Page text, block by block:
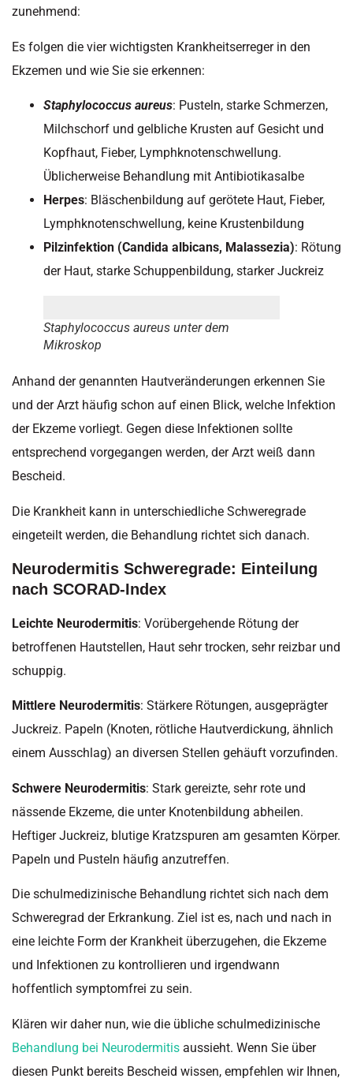
zunehmend:
Es folgen die vier wichtigsten Krankheitserreger in den
Ekzemen und wie Sie sie erkennen:
Staphylococcus aureus: Pusteln, starke Schmerzen,
Milchschorf und gelbliche Krusten auf Gesicht und
Kopfhaut, Fieber, Lymphknotenschwellung.
Üblicherweise Behandlung mit Antibiotikasalbe
Herpes: Bläschenbildung auf gerötete Haut, Fieber,
Lymphknotenschwellung, keine Krustenbildung
Pilzinfektion (Candida albicans, Malassezia): Rötung
der Haut, starke Schuppenbildung, starker Juckreiz
Staphylococcus aureus unter dem
Mikroskop
Anhand der genannten Hautveränderungen erkennen Sie
und der Arzt häufig schon auf einen Blick, welche Infektion
der Ekzeme vorliegt. Gegen diese Infektionen sollte
entsprechend vorgegangen werden, der Arzt weiß dann
Bescheid.
Die Krankheit kann in unterschiedliche Schweregrade
eingeteilt werden, die Behandlung richtet sich danach.
Neurodermitis Schweregrade: Einteilung
nach SCORAD-Index
Leichte Neurodermitis: Vorübergehende Rötung der
betroffenen Hautstellen, Haut sehr trocken, sehr reizbar und
schuppig.
Mittlere Neurodermitis: Stärkere Rötungen, ausgeprägter
Juckreiz. Papeln (Knoten, rötliche Hautverdickung, ähnlich
einem Ausschlag) an diversen Stellen gehäuft vorzufinden.
Schwere Neurodermitis: Stark gereizte, sehr rote und
nässende Ekzeme, die unter Knotenbildung abheilen.
Heftiger Juckreiz, blutige Kratzspuren am gesamten Körper.
Papeln und Pusteln häufig anzutreffen.
Die schulmedizinische Behandlung richtet sich nach dem
Schweregrad der Erkrankung. Ziel ist es, nach und nach in
eine leichte Form der Krankheit überzugehen, die Ekzeme
und Infektionen zu kontrollieren und irgendwann
hoffentlich symptomfrei zu sein.
Klären wir daher nun, wie die übliche schulmedizinische
Behandlung bei Neurodermitis aussieht. Wenn Sie über
diesen Punkt bereits Bescheid wissen, empfehlen wir Ihnen,